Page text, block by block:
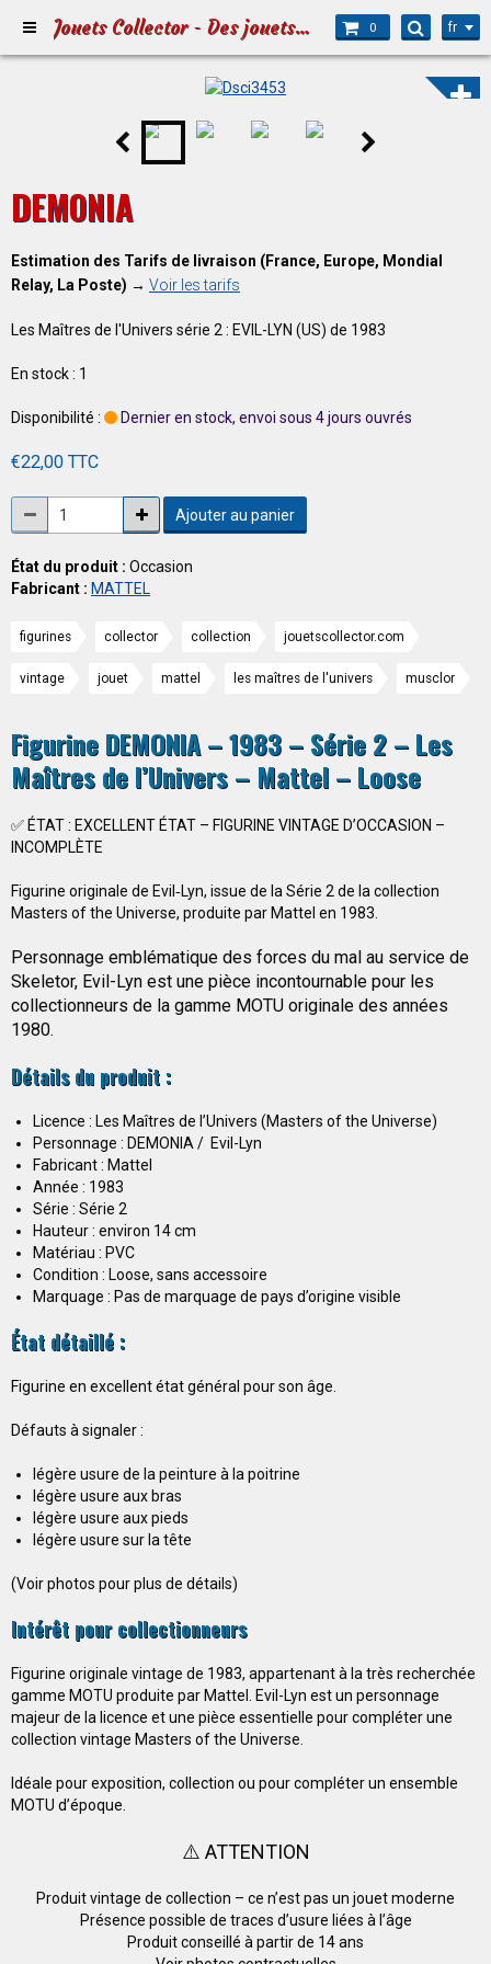
Jouets Collector - Des jouets pour Petits et Grands 0 fr
DEMONIA
Estimation des Tarifs de livraison (France, Europe, Mondial
Relay, La Poste) → Voir les tarifs
Les Maîtres de l'Univers série 2 : EVIL-LYN (US) de 1983
En stock : 1
Disponibilité : Dernier en stock, envoi sous 4 jours ouvrés
€22,00 TTC
Ajouter au panier
État du produit : Occasion
Fabricant : MATTEL
figurines collector collection jouetscollector.com
vintage jouet mattel les maîtres de l'univers musclor
Figurine DEMONIA – 1983 – Série 2 – Les
Maîtres de l’Univers – Mattel – Loose
✅ ÉTAT : EXCELLENT ÉTAT – FIGURINE VINTAGE D’OCCASION –
INCOMPLÈTE
Figurine originale de Evil‑Lyn, issue de la Série 2 de la collection
Masters of the Universe, produite par Mattel en 1983.
Personnage emblématique des forces du mal au service de
Skeletor, Evil-Lyn est une pièce incontournable pour les
collectionneurs de la gamme MOTU originale des années
1980.
Détails du produit :
Licence : Les Maîtres de l’Univers (Masters of the Universe)
Personnage : DEMONIA / Evil-Lyn
Fabricant : Mattel
Année : 1983
Série : Série 2
Hauteur : environ 14 cm
Matériau : PVC
Condition : Loose, sans accessoire
Marquage : Pas de marquage de pays d’origine visible
État détaillé :
Figurine en excellent état général pour son âge.
Défauts à signaler :
légère usure de la peinture à la poitrine
légère usure aux bras
légère usure aux pieds
légère usure sur la tête
(Voir photos pour plus de détails)
Intérêt pour collectionneurs
Figurine originale vintage de 1983, appartenant à la très recherchée
gamme MOTU produite par Mattel. Evil-Lyn est un personnage
majeur de la licence et une pièce essentielle pour compléter une
collection vintage Masters of the Universe.
Idéale pour exposition, collection ou pour compléter un ensemble
MOTU d’époque.
⚠️ ATTENTION
Produit vintage de collection – ce n’est pas un jouet moderne
Présence possible de traces d’usure liées à l’âge
Produit conseillé à partir de 14 ans